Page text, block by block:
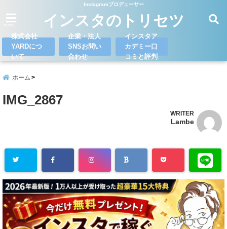
Instagramプロデューサー
インスタのトリセツ
株式会社
YARDにつ
いて
企業・法人
SNSお問い
合わせ
インスタア
カデミー口
コミと評判
ホーム
IMG_2867
WRITER
Lambe